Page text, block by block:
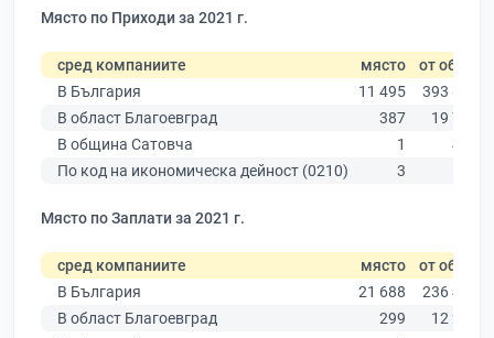
Място по Приходи за 2021 г.
сред компаниите място от общо
В България
11 495
393 881
В област Благоевград
387
19 741
В община Сатовча
1
412
По код на икономическа дейност (0210)
3
Място по Заплати за 2021 г.
сред компаниите място от общо
В България
21 688
236 445
В област Благоевград
299
12 278